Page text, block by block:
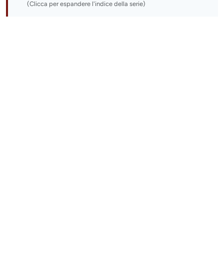
(Clicca per espandere l'indice della serie)